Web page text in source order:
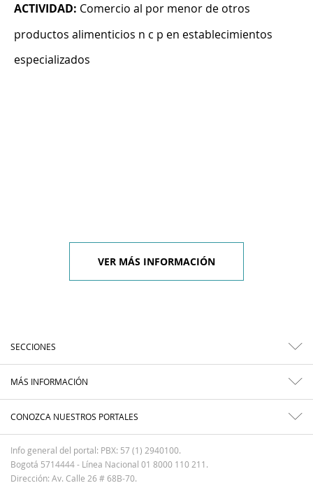
ACTIVIDAD: Comercio al por menor de otros
productos alimenticios n c p en establecimientos
especializados
VER MÁS INFORMACIÓN
SECCIONES
MÁS INFORMACIÓN
CONOZCA NUESTROS PORTALES
Info general del portal: PBX: 57 (1) 2940100.
Bogotá 5714444 - Línea Nacional 01 8000 110 211.
Dirección: Av. Calle 26 # 68B-70.